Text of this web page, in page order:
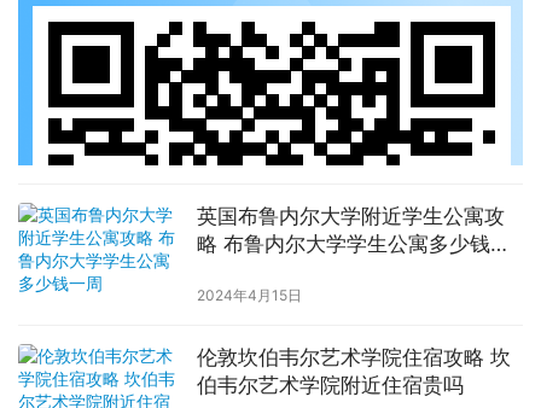
英国布鲁内尔大学附近学生公寓攻
略 布鲁内尔大学学生公寓多少钱一
2024年4月15日
伦敦坎伯韦尔艺术学院住宿攻略 坎
伯韦尔艺术学院附近住宿贵吗